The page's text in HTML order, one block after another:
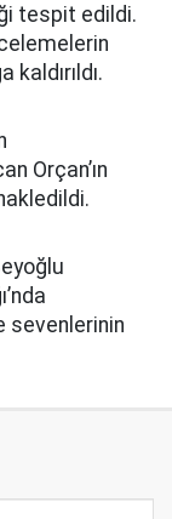
tespit edildi.
Orçan’ın
sevenlerinin